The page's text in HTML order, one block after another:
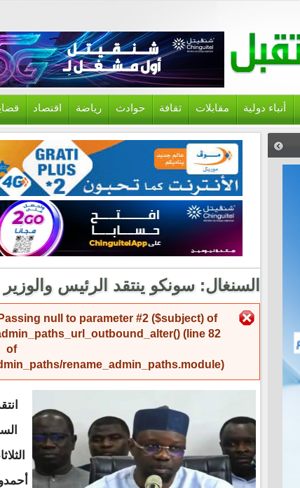
أنباء دولية مقابلات ثقافة حوادث رياضة اقتصاد
السنغال: سونكو ينتقد الرئيس
رسالة الخطأ
null to parameter #2 ($subject) of
(line 82
of
rename_admin_paths.module).